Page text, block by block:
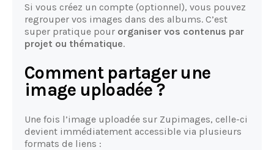
Si vous créez un compte (optionnel), vous pouvez
regrouper vos images dans des albums. C’est
super pratique pour organiser vos contenus par
projet ou thématique.
Comment partager une
image uploadée ?
Une fois l’image uploadée sur Zupimages, celle-ci
devient immédiatement accessible via plusieurs
formats de liens :